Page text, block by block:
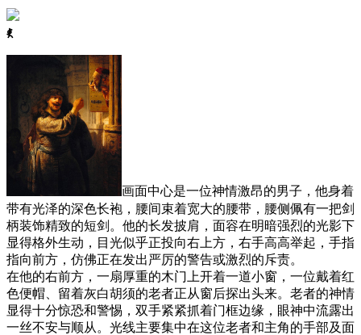
ꈅ
画面中心是一位神情激昂的男子，他身着
带有光泽的深色长袍，腰间束着宽大的腰带，腰侧佩有一把剑
柄装饰精致的短剑。他的长发披肩，面容在明暗强烈的光影下
显得格外生动，目光似乎正投向右上方，右手高高举起，手指
指向前方，仿佛正在发出严厉的警告或激烈的斥责。
在他的右前方，一扇厚重的木门上开着一道小窗，一位戴着红
色便帽、留着灰白胡须的老者正从窗后探出头来。老者的神情
显得十分惊恐和警惕，双手紧紧抓着门框边缘，眼神中流露出
一丝不安与顺从。光线主要集中在这位老者和主角的手部及面